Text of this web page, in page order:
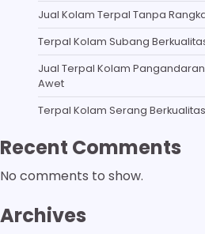
Jual Kolam Terpal Tanpa
Terpal Kolam Subang
Jual Terpal Kolam
Awet
Terpal Kolam Serang
Recent Comments
No comments to show.
Archives